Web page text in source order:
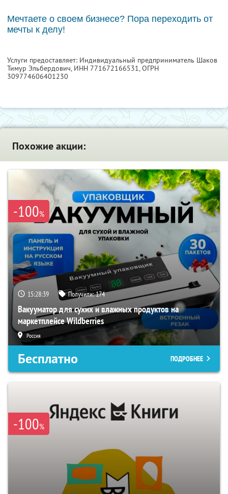
Мечтаете о своем бизнесе? Пора переходить от
мечты к делу!
Услуги предоставляет: Индивидуальный предприниматель Шаков
Тимур Эльбердович, ИНН 771672166531, ОГРН
309774606401230
Похожие акции:
-100%
15:28:38 Получили:174
Вакууматор для сухих и влажных продуктов на
маркетплейсе Wildberries
Россия
Бесплатно ПОДРОБНЕЕ
-100%